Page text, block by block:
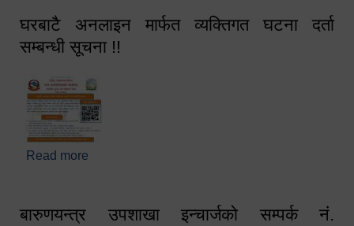
घरबाटै अनलाइन मार्फत व्यक्तिगत घटना दर्ता
सम्बन्धी सूचना !!
Read more
बारुणयन्त्र उपशाखा इन्चार्जको सम्पर्क नं.